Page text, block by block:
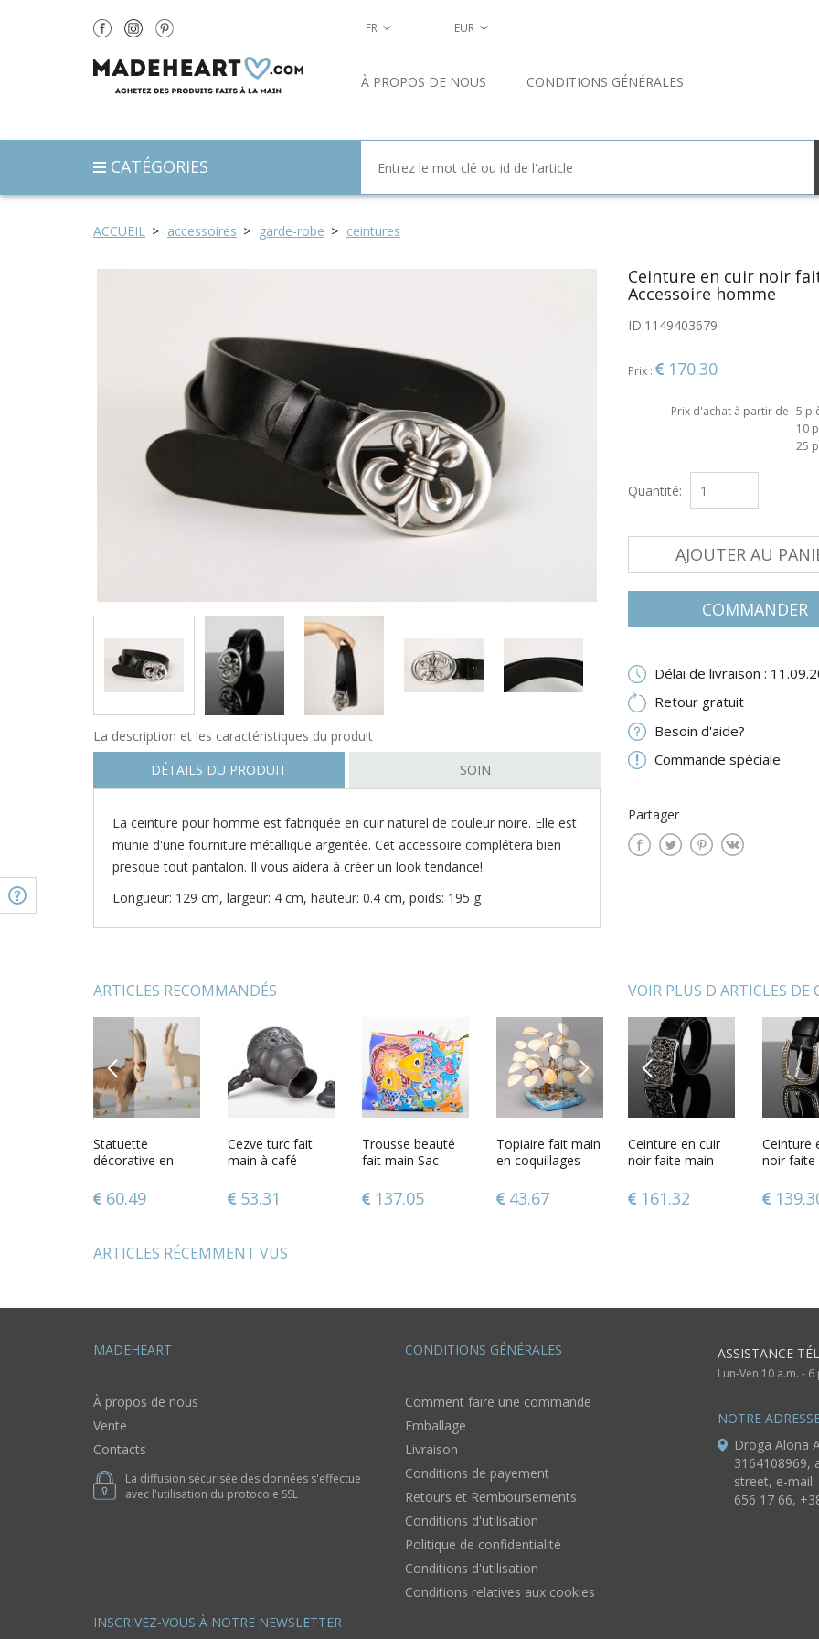
ACCUEIL accessoires garde-robe ceintures
Ceinture en cuir noir
Accessoire homme
ID:1149403679
Prix : 170.30
Prix d'achat à partir de 5
10
25
Quantité:
AJOUTER AU
COMMANDER
Délai de livraison :
Retour gratuit
Besoin d'aide?
Commande spéciale
Partager
La description et les caractéristiques du produit
DÉTAILS DU PRODUIT
SOIN
La ceinture pour homme est fabriquée en cuir naturel de couleur noire. Elle est
munie d'une fourniture métallique argentée. Cet accessoire complétera bien
presque tout pantalon. Il vous aidera à créer un look tendance!
Longueur: 129 cm, largeur: 4 cm, hauteur: 0.4 cm, poids: 195 g
ARTICLES RECOMMANDÉS
PREVIOUS
Statuette
décorative en
montagne faite
main
60.49
Cezve turc fait
main à café
53.31
Trousse beauté
fait main Sac
poissons
multicolores
137.05
Topiaire fait main
en coquillages
43.67
Décoration pour
arbre de Noël
43.68
Brûle-
main
couleur
47.45
NEXT
VOIR PLUS D'ARTICLES DE
PREVIOUS
Ceinture en cuir
noir faite main
métallique
Accessoire
139.30
Ceinture en cuir
noir et métal faite
universel
Accessoire
161.32
Ceinture en cuir
noir faite main
métallique
Accessoire
161.32
Ceinture en cuir
noir faite main
élégant
Accessoire
139.30
Ceinture en cuir
noir faite main
avec lys
Accessoire
161.32
Ceinture
noir faite
universel
ARTICLES RÉCEMMENT VUS
FR EUR
À PROPOS DE NOUS CONDITIONS GÉNÉRALES
CATÉGORIES
MADEHEART
À propos de nous
Vente
Contacts
La diffusion sécurisée des données s'effectue
avec l'utilisation du protocole SSL
CONDITIONS GÉNÉRALES
Comment faire une commande
Emballage
Livraison
Conditions de payement
Retours et Remboursements
Conditions d'utilisation
Politique de confidentialité
Conditions d'utilisation
Conditions relatives aux cookies
ASSISTANCE
Lun-Ven 10 a.m. - 6
NOTRE
Droga Alona
3164108969,
street, e-mail:
656 17 66,
INSCRIVEZ-VOUS À NOTRE NEWSLETTER